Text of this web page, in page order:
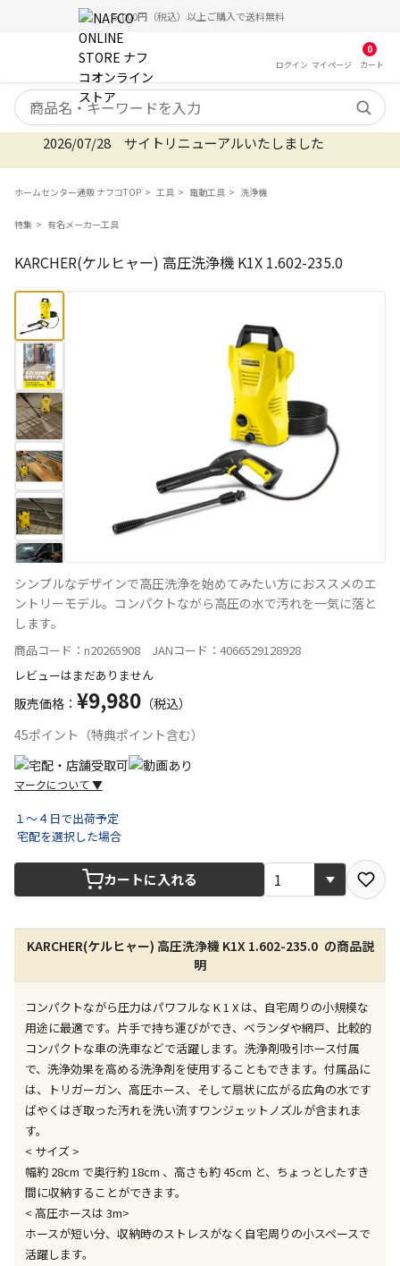
5,000円（税込）以上ご購入で送料無料
ログイン マイ ページ
0
カート
検索キーワード
2026/07/28 サイトリニューアルいたしました
ホームセンター通販 ナフコTOP 工具 電動工具 洗浄機
特集 有名メーカー工具
KARCHER(ケルヒャー) 高圧洗浄機 K1X 1.602-235.0
シンプルなデザインで高圧洗浄を始めてみたい方におススメのエ
ントリーモデル。コンパクトながら高圧の水で汚れを一気に落と
します。
商品コード：n20265908 JANコード：4066529128928
レビューはまだありません
販売価格： ¥9,980 （税込）
45ポイント（特典ポイント含む）
マークについて ▼
できません）
※同時購入の商品は、全て同じ店舗での受取となりま
特定の店舗のみで受取ができる商品です（宅配便での
お届けができません）
※同時購入の商品は、全て同じ店舗での受取となりま
す
委託業者によりお届けする商品です
※ほか商品との同時購入はできません。お手数です
宅配のみでお届けする商品です（店舗受取は選択でき
ません）
※「宅配・店舗受取」「宅配のみ」マークの商品のみ
１～４日で出荷予定
宅配を選択した場合
カートに入れる
KARCHER(ケルヒャー) 高圧洗浄機 K1X 1.602-235.0 の商品説
明
コンパクトながら圧力はパワフルな K 1 X は、自宅周りの小規模な
用途に最適です。片手で持ち運びができ、ベランダや網戸、比較的
コンパクトな車の洗車などで活躍します。洗浄剤吸引ホース付属
で、洗浄効果を高める洗浄剤を使用することもできます。付属品に
は、トリガーガン、高圧ホース、そして扇状に広がる広角の水です
ばやくはぎ取った汚れを洗い流すワンジェットノズルが含まれま
す。
< サイズ >
幅約 28cm で奥行約 18cm 、高さも約 45cm と、ちょっとしたすき
間に収納することができます。
< 高圧ホースは 3m>
ホースが短い分、収納時のストレスがなく自宅周りの小スペースで
活躍します。